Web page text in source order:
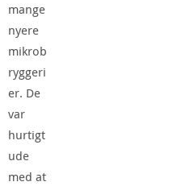
mange
nyere
mikrob
ryggeri
er. De
var
hurtigt
ude
med at